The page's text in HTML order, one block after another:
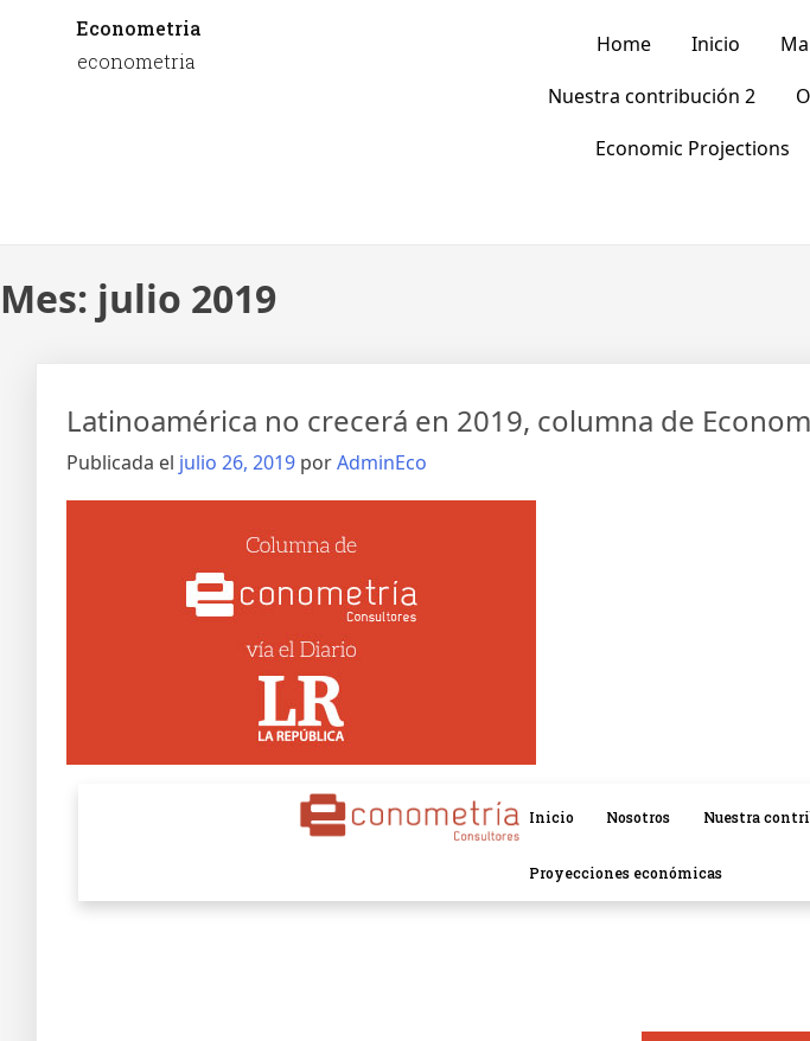
Econometria
econometria
Home Inicio
Nuestra contribución 2
Economic Projections
Mes: julio 2019
Latinoamérica no crecerá en 2019, columna de
Publicada el julio 26, 2019 porAdminEco
Inicio Nosotros Nuestra
Proyecciones económicas